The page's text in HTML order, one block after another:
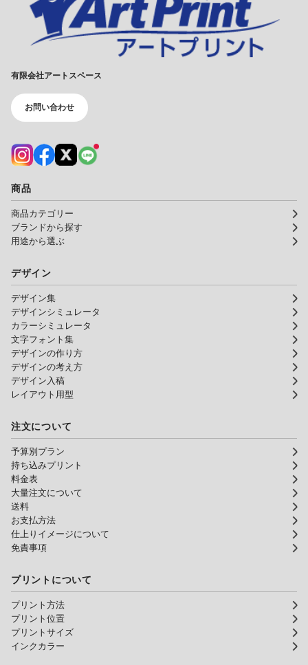
有限会社アートスペース
お問い合わせ
商品
商品カテゴリー
ブランドから探す
用途から選ぶ
デザイン
デザイン集
デザインシミュレータ
カラーシミュレータ
文字フォント集
デザインの作り方
デザインの考え方
デザイン入稿
レイアウト用型
注文について
予算別プラン
持ち込みプリント
料金表
大量注文について
送料
お支払方法
仕上りイメージについて
免責事項
プリントについて
プリント方法
プリント位置
プリントサイズ
インクカラー